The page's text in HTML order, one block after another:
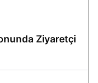
Ziyaretçi